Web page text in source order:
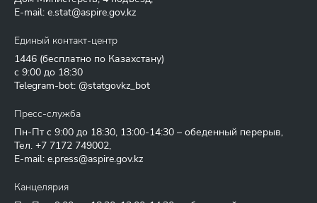
E-mail: e.stat@aspire.gov.kz
Единый контакт-центр
1446 (бесплатно по Казахстану)
с 9:00 до 18:30
Telegram-bot: @statgovkz_bot
Пресс-служба
Пн-Пт с 9:00 до 18:30, 13:00-14:30 – обеденный перерыв,
Тел. +7 7172 749002,
E-mail: e.press@aspire.gov.kz
Канцелярия